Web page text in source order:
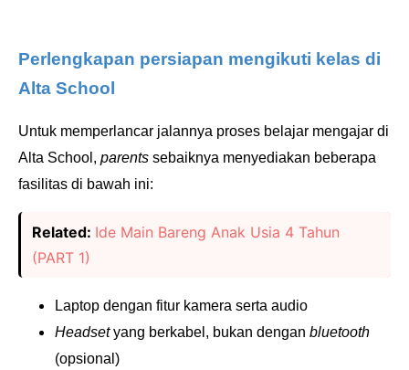
Perlengkapan persiapan mengikuti kelas di
Alta School
Untuk memperlancar jalannya proses belajar mengajar di
Alta School, parents sebaiknya menyediakan beberapa
fasilitas di bawah ini:
Related: Ide Main Bareng Anak Usia 4 Tahun
(PART 1)
Laptop dengan fitur kamera serta audio
Headsetyang berkabel, bukan dengan bluetooth
(opsional)